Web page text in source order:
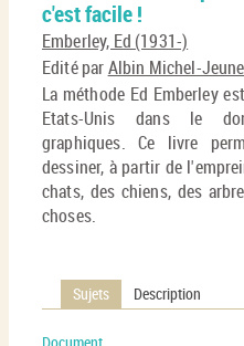
c'est facile !
Emberley, Ed (1931-)
Edité parAlbin Michel-
La méthode Ed Emberley
Etats-Unis dans le
graphiques. Ce livre
dessiner, à partir de
chats, des chiens, des
choses.
Sujets Description